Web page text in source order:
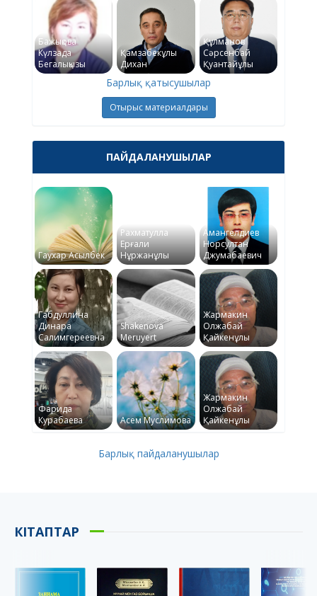
Бажықова
Күлзада
Бегалықызы
Қамзабекұлы
Дихан
Құлманов
Сәрсенбай
Қуантайұлы
Барлық қатысушылар
Отырыс материалдары
ПАЙДАЛАНУШЫЛАР
Гаухар Асылбек
Рахматулла
Ерғали
Нұржанұлы
Амангелдиев
Норсултан
Джумабаевич
Габдуллина
Динара
Салимгереевна
Shakenova
Meruyert
Жармакин
Олжабай
Қайкенұлы
Фарида
Курабаева
Асем Муслимова
Жармакин
Олжабай
Қайкенұлы
Барлық пайдаланушылар
КІТАПТАР